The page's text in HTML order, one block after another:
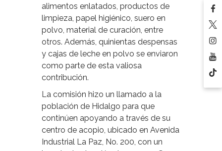
alimentos enlatados, productos de
limpieza, papel higiénico, suero en
polvo, material de curación, entre
otros. Además, quinientas despensas
y cajas de leche en polvo se enviaron
como parte de esta valiosa
contribución.
La comisión hizo un llamado a la
población de Hidalgo para que
continúen apoyando a través de su
centro de acopio, ubicado en Avenida
Industrial La Paz, No. 200, con un